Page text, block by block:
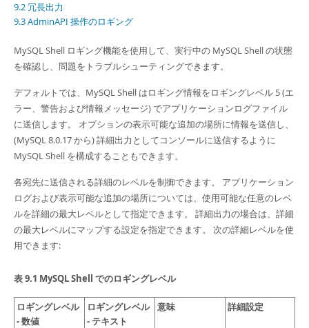
9.2 冗長出力
9.3 AdminAPI 操作のロギング
MySQL Shell ロギング機能を使用して、実行中の MySQL Shell の状態
を確認し、問題をトラブルシューティングできます。
デフォルトでは、MySQL Shell はロギング情報をロギングレベル 5 (エ
ラー、警告および情報メッセージ) でアプリケーションログファイル
に送信します。 オプションの表示可能な追加の場所に情報を送信し、
(MySQL 8.0.17 から) 詳細出力としてコンソールに送信するように
MySQL Shell を構成することもできます。
各宛先に送信される詳細のレベルを制御できます。 アプリケーション
ログおよび表示可能な追加の場所については、使用可能な任意のレベ
ルを詳細の最大レベルとして指定できます。 詳細出力の場合は、詳細
の最大レベルにマップする設定を指定できます。 次の詳細レベルを使
用できます:
表 9.1 MySQL Shell でのロギングレベル
ロギングレベル
- 数値
ロギングレベル
- テキスト
意味 詳細設定